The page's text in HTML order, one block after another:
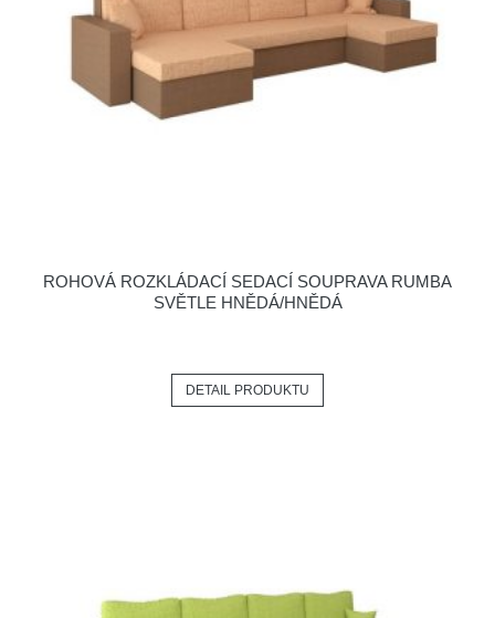
ROHOVÁ ROZKLÁDACÍ SEDACÍ SOUPRAVA RUMBA
SVĚTLE HNĚDÁ/HNĚDÁ
DETAIL PRODUKTU